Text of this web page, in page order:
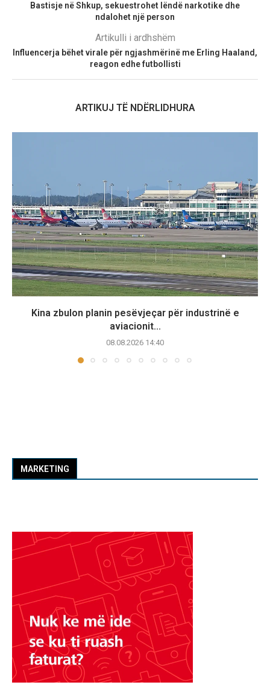
Bastisje në Shkup, sekuestrohet lëndë narkotike dhe
ndalohet një person
Artikulli i ardhshëm
Influencerja bëhet virale për ngjashmërinë me Erling Haaland,
reagon edhe futbollisti
ARTIKUJ TË NDËRLIDHURA
Kina zbulon planin pesëvjeçar për industrinë e
aviacionit...
08.08.2026 14:40
MARKETING